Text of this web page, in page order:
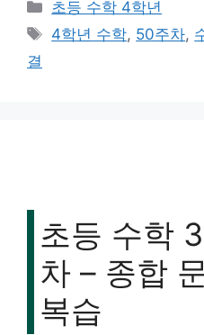
테
초등 수학 4학년
태
4학년 수학, 50주차,
결
초등 수학
차 – 종합
복습